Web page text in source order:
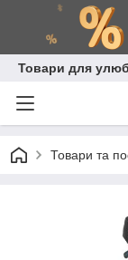
Товари для
Товари та